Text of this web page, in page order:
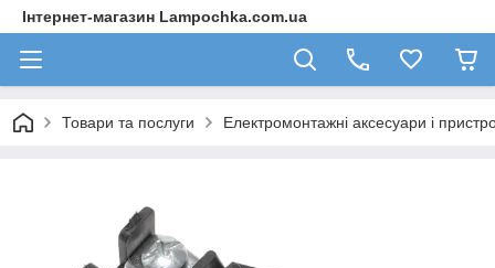
Інтернет-магазин Lampochka.com.ua
Товари та послуги Електромонтажні аксесуари і